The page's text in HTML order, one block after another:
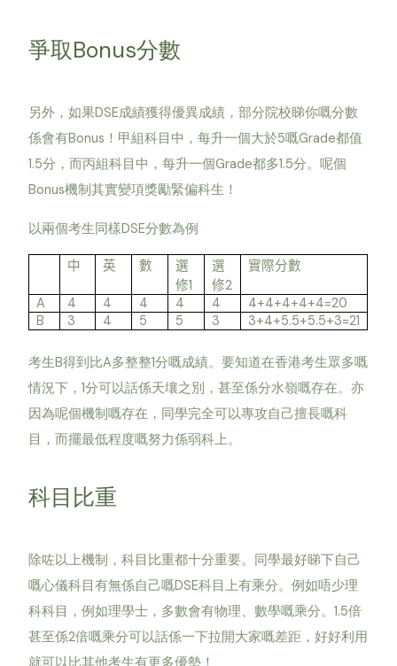
爭取Bonus分數
另外，如果DSE成績獲得優異成績，部分院校睇你嘅分數
係會有Bonus！甲組科目中，每升一個大於5嘅Grade都值
1.5分，而丙組科目中，每升一個Grade都多1.5分。呢個
Bonus機制其實變項獎勵緊偏科生！
以兩個考生同樣DSE分數為例
中 英 數
選
修1
選
修2
實際分數
A 4 4 4 4 4
4+4+4+4+4=20
B
3 4 5 5 3 3+4+5.5+5.5+3=21
考生B得到比A多整整1分嘅成績。要知道在香港考生眾多嘅
情況下，1分可以話係天壤之別，甚至係分水嶺嘅存在。亦
因為呢個機制嘅存在，同學完全可以專攻自己擅長嘅科
目，而擺最低程度嘅努力係弱科上。
科目比重
除咗以上機制，科目比重都十分重要。同學最好睇下自己
嘅心儀科目有無係自己嘅DSE科目上有乘分。例如唔少理
科科目，例如理學士，多數會有物理、數學嘅乘分。1.5倍
甚至係2倍嘅乘分可以話係一下拉開大家嘅差距，好好利用